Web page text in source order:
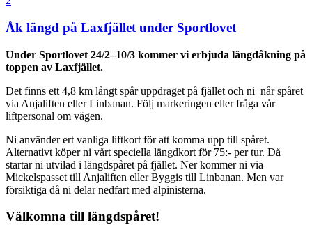
Åk längd på Laxfjället under Sportlovet
Under Sportlovet 24/2–10/3 kommer vi erbjuda längdåkning på
toppen av Laxfjället.
Det finns ett 4,8 km långt spår uppdraget på fjället och ni når spåret
via Anjaliften eller Linbanan. Följ markeringen eller fråga vår
liftpersonal om vägen.
Ni använder ert vanliga liftkort för att komma upp till spåret.
Alternativt köper ni vårt speciella längdkort för 75:- per tur. Då
startar ni utvilad i längdspåret på fjället. Ner kommer ni via
Mickelspasset till Anjaliften eller Byggis till Linbanan. Men var
försiktiga då ni delar nedfart med alpinisterna.
Välkomna till längdspåret!